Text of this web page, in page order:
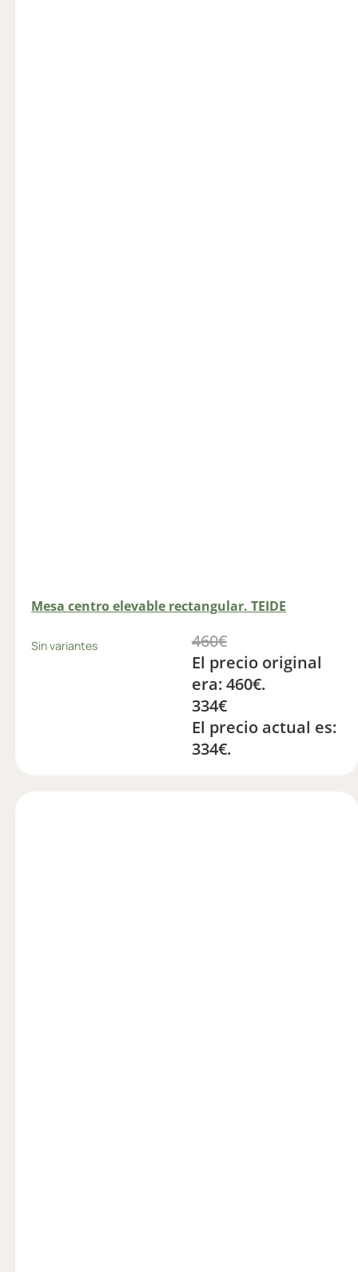
Mesa centro elevable rectangular. TEIDE
Sin variantes 460€
El precio original
era: 460€.
334€
El precio actual es:
334€.